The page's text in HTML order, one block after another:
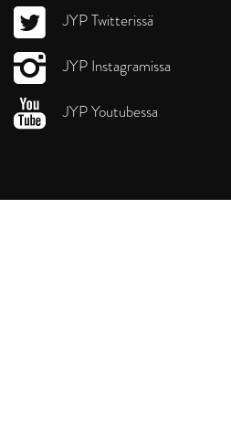
JYP Twitterissä
JYP Instagramissa
JYP Youtubessa